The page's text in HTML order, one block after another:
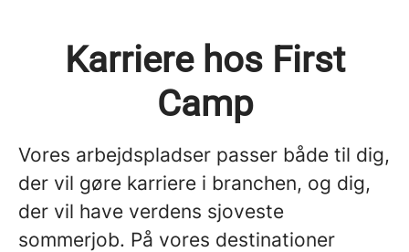
Karriere hos First
Camp
Vores arbejdspladser passer både til dig,
der vil gøre karriere i branchen, og dig,
der vil have verdens sjoveste
sommerjob. På vores destinationer